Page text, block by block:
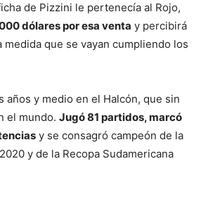
de Pizzini le pertenecía al Rojo,
dólares por esa venta y percibirá
medida que se vayan cumpliendo los
años y medio en el Halcón, que sin
el mundo. Jugó 81 partidos, marcó
y se consagró campeón de la
y de la Recopa Sudamericana